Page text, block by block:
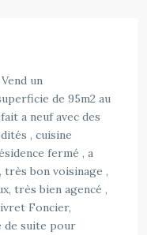
un
de 95m2 au
a neuf avec des
, cuisine
fermé , a
très bon voisinage ,
très bien agencé ,
Foncier,
de suite pour